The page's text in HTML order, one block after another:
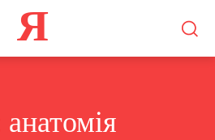
Я
анатомія